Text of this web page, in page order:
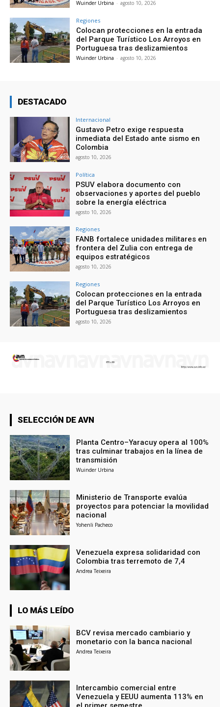
Wuinder Urbina - agosto 10, 2026
Regiones
Colocan protecciones en la entrada
del Parque Turístico Los Arroyos en
Portuguesa tras deslizamientos
Wuinder Urbina - agosto 10, 2026
DESTACADO
Internacional
Gustavo Petro exige respuesta
inmediata del Estado ante sismo en
Colombia
agosto 10, 2026
Política
PSUV elabora documento con
observaciones y aportes del pueblo
sobre la energía eléctrica
agosto 10, 2026
Regiones
FANB fortalece unidades militares en
frontera del Zulia con entrega de
equipos estratégicos
agosto 10, 2026
Regiones
Colocan protecciones en la entrada
del Parque Turístico Los Arroyos en
Portuguesa tras deslizamientos
agosto 10, 2026
SELECCIÓN DE AVN
Planta Centro–Yaracuy opera al 100%
tras culminar trabajos en la línea de
transmisión
Wuinder Urbina
Ministerio de Transporte evalúa
proyectos para potenciar la movilidad
nacional
Yohenli Pacheco
Venezuela expresa solidaridad con
Colombia tras terremoto de 7,4
Andrea Teixeira
LO MÁS LEÍDO
BCV revisa mercado cambiario y
monetario con la banca nacional
Andrea Teixeira
Intercambio comercial entre
Venezuela y EEUU aumenta 113% en